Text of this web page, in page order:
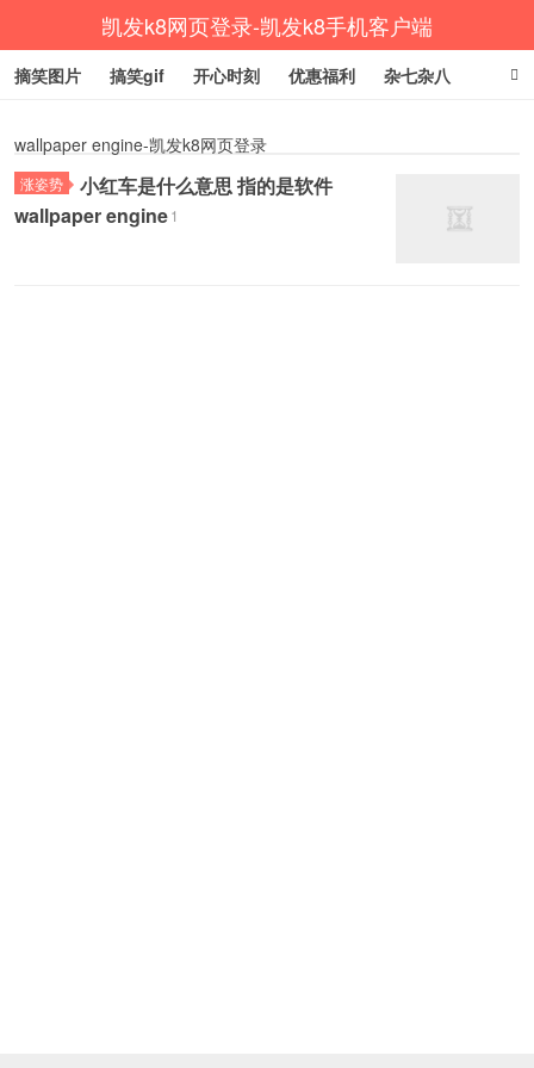
凯发k8网页登录-凯发k8手机客户端
摘笑图片 搞笑gif 开心时刻 优惠福利 杂七杂八
wallpaper engine-凯发k8网页登录
涨姿势
小红车是什么意思 指的是软件
wallpaper engine1